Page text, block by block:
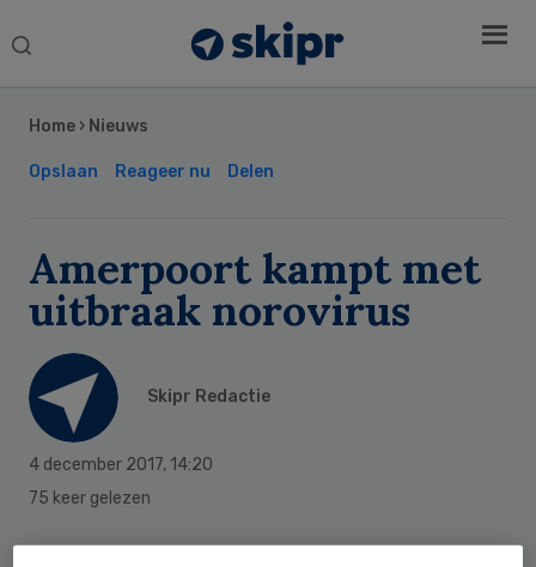
Search
Home › Nieuws
Opslaan Reageer nu Delen
Amerpoort kampt met
uitbraak norovirus
Skipr Redactie
4 december 2017, 14:20
75 keer gelezen
Sidebar